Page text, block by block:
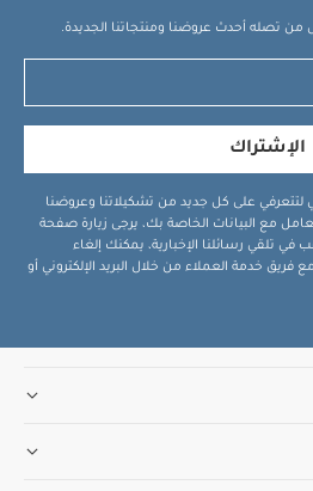
من تصله أحدث عروضنا ومنتجاتنا الجديدة.
الإشتراك
لتتعرفي على كل جديد من تشكيلاتنا وعروضنا
مع البيانات الخاصة بك، يرجى زيارة صفحة
في تلقي رسائلنا الإخبارية، يمكنك إلغاء
خدمة العملاء من خلال البريد الإلكتروني أو